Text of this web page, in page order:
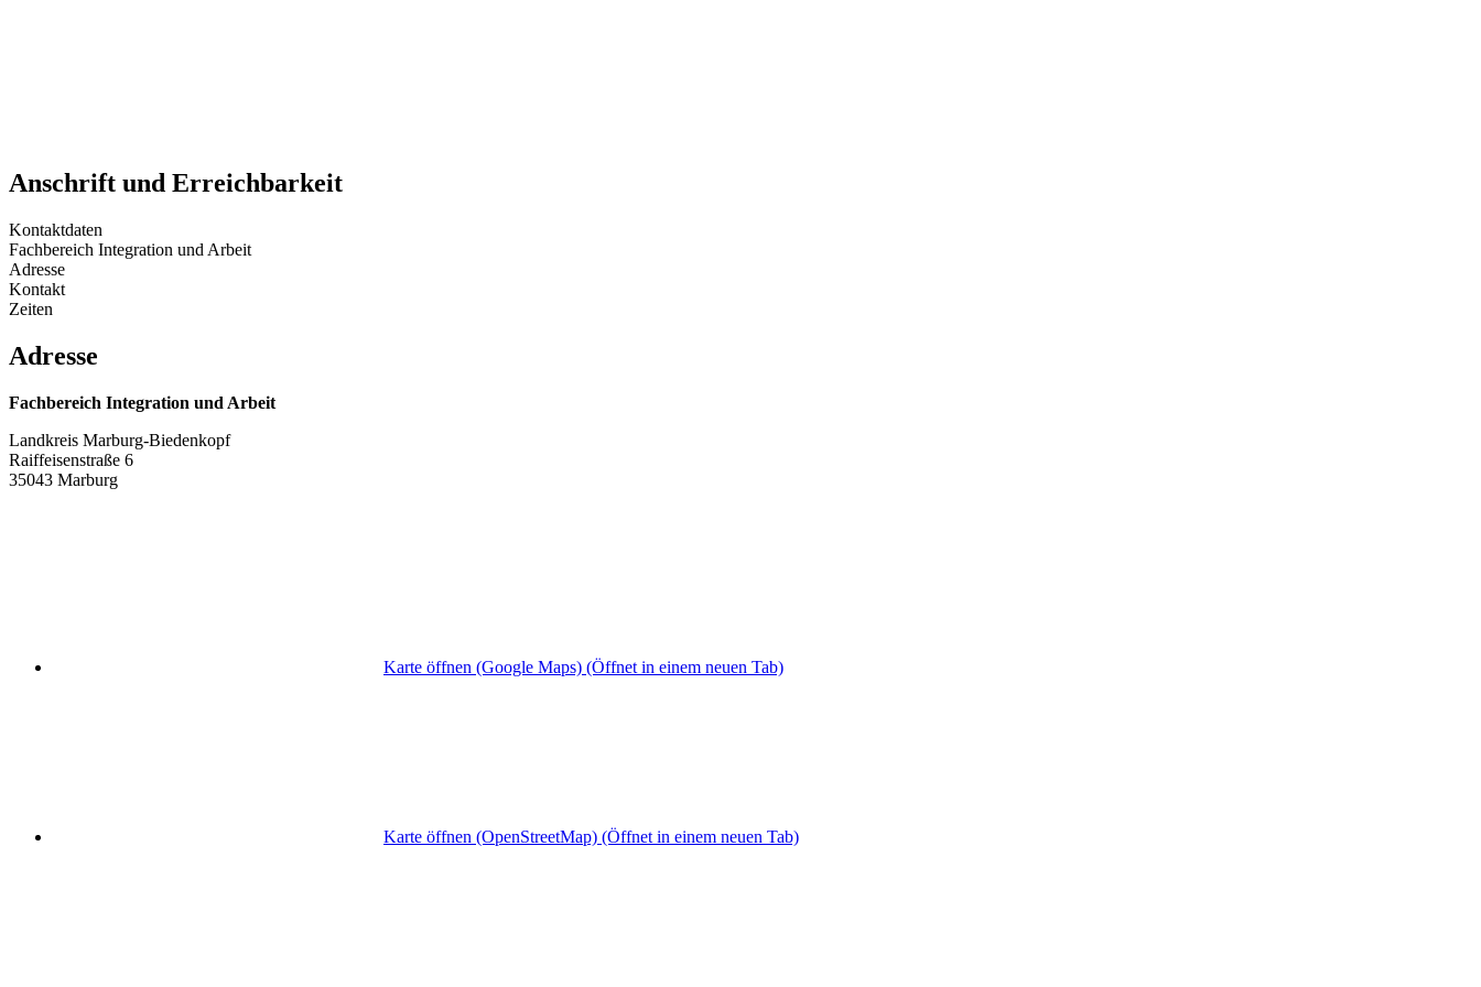
Anschrift und Erreichbarkeit
Kontaktdaten
Fachbereich Integration und Arbeit
Adresse
Kontakt
Zeiten
Adresse
Fachbereich Integration und Arbeit
Landkreis Marburg-Biedenkopf
Raiffeisenstraße 6
35043 Marburg
Karte öffnen (Google Maps) (Öffnet in einem neuen Tab)
Karte öffnen (OpenStreetMap) (Öffnet in einem neuen Tab)